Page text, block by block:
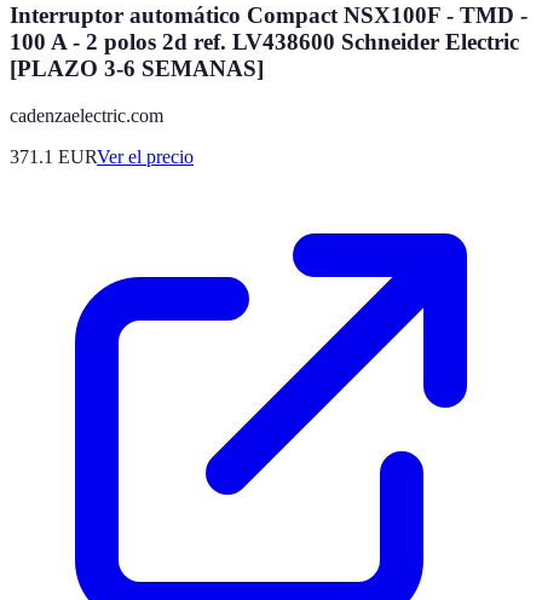
Interruptor automático Compact NSX100F - TMD -
100 A - 2 polos 2d ref. LV438600 Schneider Electric
[PLAZO 3-6 SEMANAS]
cadenzaelectric.com
371.1 EURVer el precio